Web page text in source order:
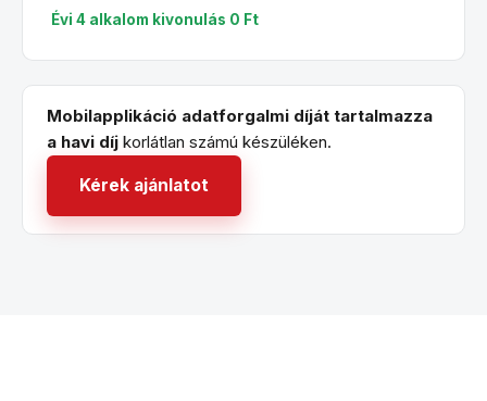
Évi 4 alkalom kivonulás 0 Ft
Mobilapplikáció adatforgalmi díját tartalmazza
a havi díj korlátlan számú készüléken.
Kérek ajánlatot